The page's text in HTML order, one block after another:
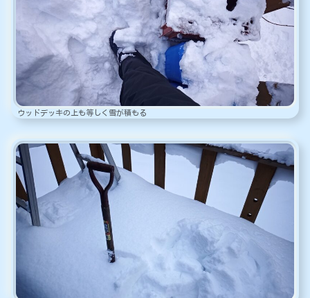
ウッドデッキの上も等しく雪が積もる